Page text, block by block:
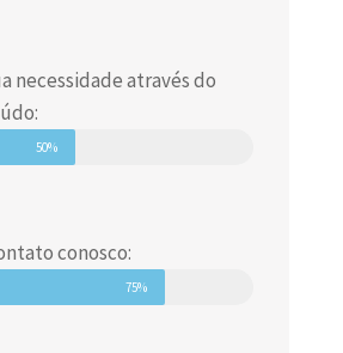
necessidade através do
50%
conosco:
75%